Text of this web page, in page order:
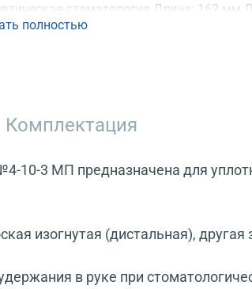
стоматология Длина: 162 мм
части: 35 мм Материал: нержавеющая
полностью
Комплектация
10-3 МП предназначена для
изогнутая (дистальная),
в руке при